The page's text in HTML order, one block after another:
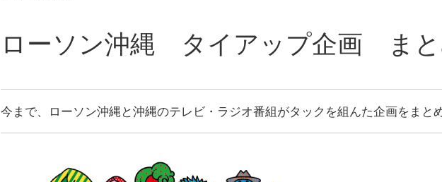
ローソン沖縄 タイアップ企画 ま
今まで、ローソン沖縄と沖縄のテレビ・ラジオ番組がタックを組んた企画をまと